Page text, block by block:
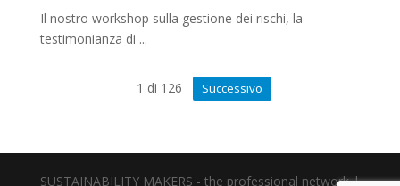
Il nostro workshop sulla gestione dei rischi, la
testimonianza di ...
1 di 126 Successivo
SUSTAINABILITY MAKERS - the professional network |